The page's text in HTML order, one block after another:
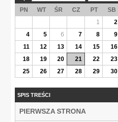
PN WT ŚR CZ PT SB
1
2
4
5 6 7 8 9
11
12 13 14 15 16
18
19 20 21 22 23
25
26 27 28 29 30
SPIS TREŚCI
PIERWSZA STRONA